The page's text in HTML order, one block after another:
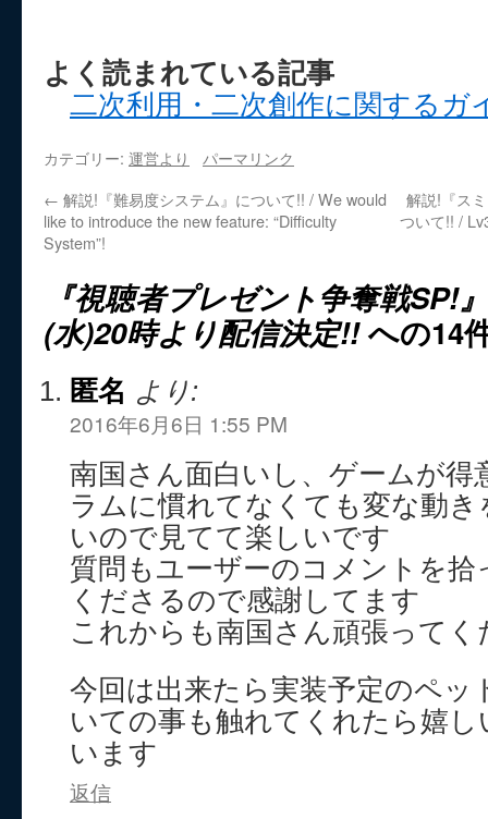
よく読まれている記事
二次利用・二次創作に関するガ
カテゴリー: 運営より
パーマリンク
← 解説!『難易度システム』について!! / We would
like to introduce the new feature: “Difficulty
System”!
解説!『ス
ついて!! /
『視聴者プレゼント争奪戦SP!
(水)20時より配信決定!!への14
匿名 より:
2016年6月6日 1:55 PM
南国さん面白いし、ゲームが得
ラムに慣れてなくても変な動
いので見てて楽しいです
質問もユーザーのコメントを拾
くださるので感謝してます
これからも南国さん頑張ってく
今回は出来たら実装予定のペッ
いての事も触れてくれたら嬉
います
返信